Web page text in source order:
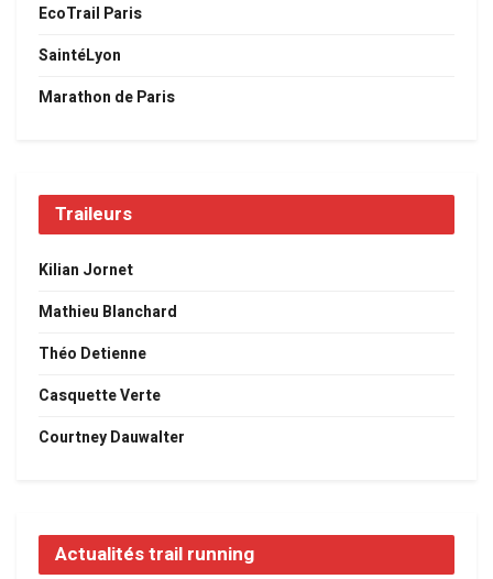
EcoTrail Paris
SaintéLyon
Marathon de Paris
Traileurs
Kilian Jornet
Mathieu Blanchard
Théo Detienne
Casquette Verte
Courtney Dauwalter
Actualités trail running